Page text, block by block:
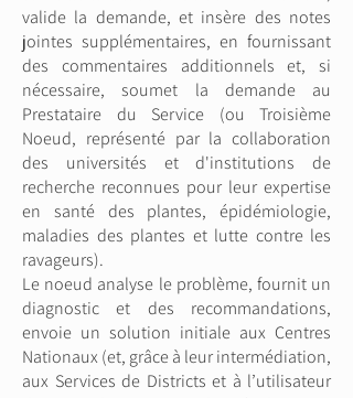
valide la demande, et insère des notes
jointes supplémentaires, en fournissant
des commentaires additionnels et, si
nécessaire, soumet la demande au
Prestataire du Service (ou Troisième
Noeud, représenté par la collaboration
des universités et d'institutions de
recherche reconnues pour leur expertise
en santé des plantes, épidémiologie,
maladies des plantes et lutte contre les
ravageurs).
Le noeud analyse le problème, fournit un
diagnostic et des recommandations,
envoie un solution initiale aux Centres
Nationaux (et, grâce à leur intermédiation,
aux Services de Districts et à l’utilisateur